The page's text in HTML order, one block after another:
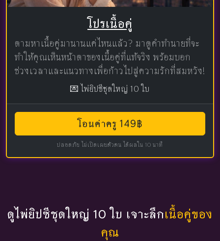
โปรเนื้อคู่
ตามหาเนื้อคู่มานานแค่ไหนแล้ว? มาดูคำทำนายที่จะ
ทำให้คุณเห็นหน้าตาของเนื้อคู่ที่แท้จริง พร้อมบอก
ช่วงเวลาและแนวทางเพื่อก้าวไปสู่ความรักที่สมหวัง!
💌 ไพ่ยิปซีชุดใหญ่ 10 ใบ
โอนค่าครู 149฿
ปลอดภัย ไม่เปิดเผยตัวตน ได้ผลใน 10 นาที
ดูไพ่ยิปซีชุดใหญ่ 10 ใบ เจาะลึกเนื้อคู่ของ
คุณ